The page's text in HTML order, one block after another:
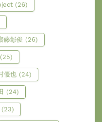
(26)
藤彰俊 (26)
(25)
優也 (24)
(24)
(23)